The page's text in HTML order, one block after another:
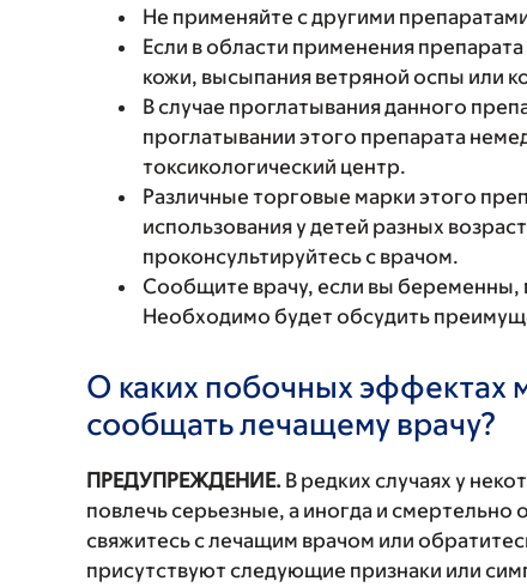
Не применяйте с другими
Если в области применения
кожи, высыпания ветряной оспы или
В случае проглатывания данного
проглатывании этого препарата
токсикологический центр.
Различные торговые марки этого
использования у детей разных
проконсультируйтесь с врачом.
Сообщите врачу, если вы беременны,
Необходимо будет обсудить
О каких побочных эффектах
сообщать лечащему врачу?
ПРЕДУПРЕЖДЕНИЕ. В редких случаях у
повлечь серьезные, а иногда и
свяжитесь с лечащим врачом или
присутствуют следующие признаки или